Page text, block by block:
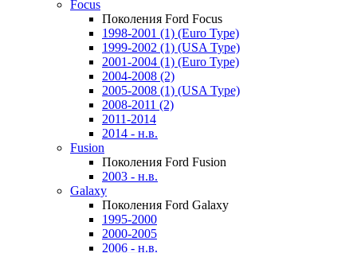
Focus
Поколения Ford Focus
1998-2001 (1) (Euro Type)
1999-2002 (1) (USA Type)
2001-2004 (1) (Euro Type)
2004-2008 (2)
2005-2008 (1) (USA Type)
2008-2011 (2)
2011-2014
2014 - н.в.
Fusion
Поколения Ford Fusion
2003 - н.в.
Galaxy
Поколения Ford Galaxy
1995-2000
2000-2005
2006 - н.в.